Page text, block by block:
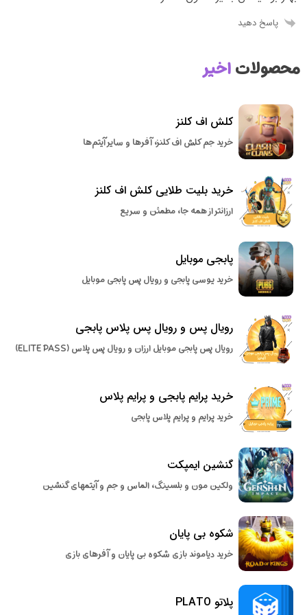
پاسخ دهید
محصولاتاخیر
کلش اف کلنز
خرید جم کلش اف کلنز، آفرها و سایر آیتم‌ها
خرید بلیت طلایی کلش اف کلنز
ارزانتر از همه جا، مطمئن و سریع
پابجی موبایل
خرید یوسی پابجی و رویال پس پابجی موبایل
رویال پس و رویال پس پلاس پابجی
رویال پس پابجی موبایل ارزان و رویال پس پلاس (ELITE PASS)
خرید پرایم پابجی و پرایم پلاس
خرید پرایم و پرایم پلاس پابجی
گنشین ایمپکت
ولکین مون و بلسینگ، الماس و جم و آیتمهای گنشین
شکوه بی پایان
خرید دیاموند بازی شکوه بی پایان و آفرهای بازی
پلاتو PLATO